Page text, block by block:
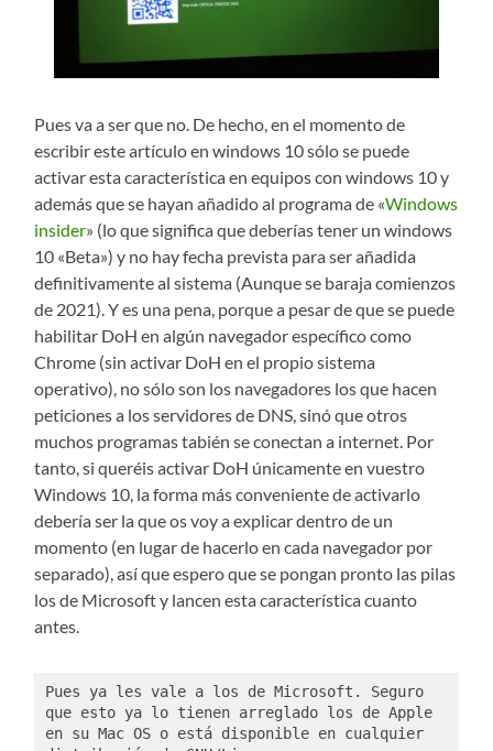
Pues va a ser que no. De hecho, en el momento de
escribir este artículo en windows 10 sólo se puede
activar esta característica en equipos con windows 10 y
además que se hayan añadido al programa de «Windows
insider» (lo que significa que deberías tener un windows
10 «Beta») y no hay fecha prevista para ser añadida
definitivamente al sistema (Aunque se baraja comienzos
de 2021). Y es una pena, porque a pesar de que se puede
habilitar DoH en algún navegador específico como
Chrome (sin activar DoH en el propio sistema
operativo), no sólo son los navegadores los que hacen
peticiones a los servidores de DNS, sinó que otros
muchos programas tabién se conectan a internet. Por
tanto, si queréis activar DoH únicamente en vuestro
Windows 10, la forma más conveniente de activarlo
debería ser la que os voy a explicar dentro de un
momento (en lugar de hacerlo en cada navegador por
separado), así que espero que se pongan pronto las pilas
los de Microsoft y lancen esta característica cuanto
antes.
Pues ya les vale a los de Microsoft. Seguro
que esto ya lo tienen arreglado los de Apple
en su Mac OS o está disponible en cualquier